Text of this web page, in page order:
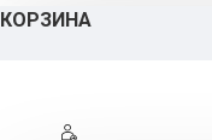
КОРЗИНА